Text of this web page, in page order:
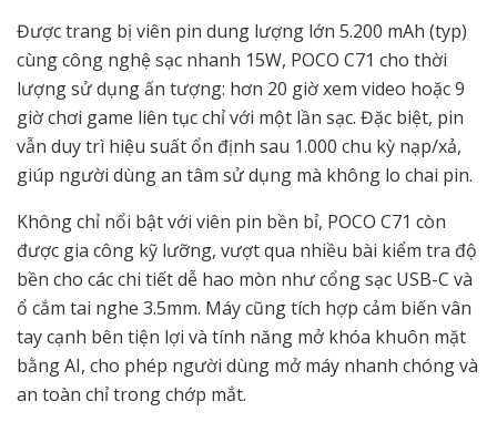
Được trang bị viên pin dung lượng lớn 5.200 mAh (typ)
cùng công nghệ sạc nhanh 15W, POCO C71 cho thời
lượng sử dụng ấn tượng: hơn 20 giờ xem video hoặc 9
giờ chơi game liên tục chỉ với một lần sạc. Đặc biệt, pin
vẫn duy trì hiệu suất ổn định sau 1.000 chu kỳ nạp/xả,
giúp người dùng an tâm sử dụng mà không lo chai pin.
Không chỉ nổi bật với viên pin bền bỉ, POCO C71 còn
được gia công kỹ lưỡng, vượt qua nhiều bài kiểm tra độ
bền cho các chi tiết dễ hao mòn như cổng sạc USB-C và
ổ cắm tai nghe 3.5mm. Máy cũng tích hợp cảm biến vân
tay cạnh bên tiện lợi và tính năng mở khóa khuôn mặt
bằng AI, cho phép người dùng mở máy nhanh chóng và
an toàn chỉ trong chớp mắt.